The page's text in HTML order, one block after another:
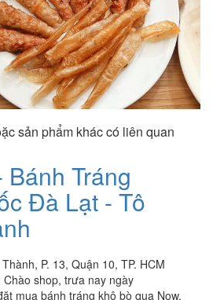
sản phẩm khác có liên quan
Bánh Tráng
Đà Lạt - Tô
P. 13, Quận 10, TP. HCM
Chào shop, trưa nay ngày
mua bánh tráng khô bò qua Now,